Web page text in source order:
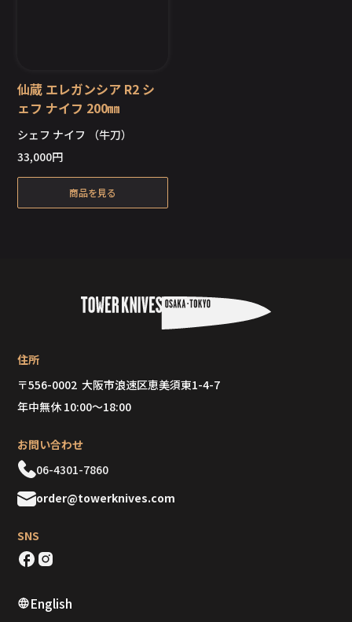
在庫切れ
仙蔵 エレガンシア R2 シ
ェフ ナイフ 200㎜
シェフ ナイフ （牛刀）
33,000円
商品を見る
住所
〒556-0002 大阪市浪速区恵美須東1-4-7
年中無休 10:00～18:00
お問い合わせ
06-4301-7860
order@towerknives.com
SNS
English